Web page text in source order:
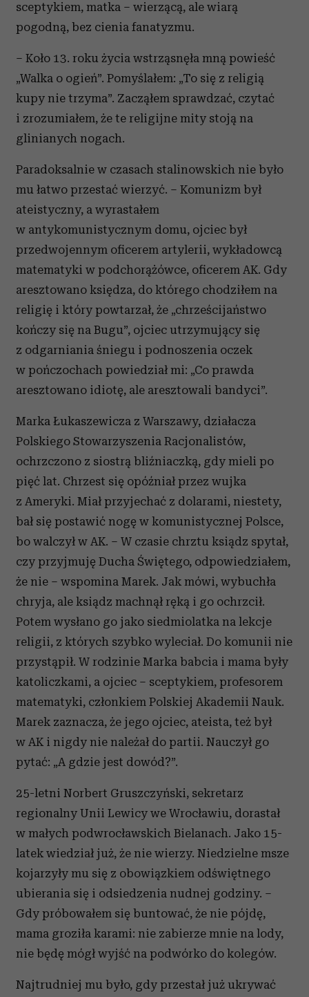
sceptykiem, matka – wierzącą, ale wiarą
pogodną, bez cienia fanatyzmu.
– Koło 13. roku życia wstrząsnęła mną powieść
„Walka o ogień”. Pomyślałem: „To się z religią
kupy nie trzyma”. Zacząłem sprawdzać, czytać
i zrozumiałem, że te religijne mity stoją na
glinianych nogach.
Paradoksalnie w czasach stalinowskich nie było
mu łatwo przestać wierzyć. – Komunizm był
ateistyczny, a wyrastałem
w antykomunistycznym domu, ojciec był
przedwojennym oficerem artylerii, wykładowcą
matematyki w podchorążówce, oficerem AK. Gdy
aresztowano księdza, do którego chodziłem na
religię i który powtarzał, że „chrześcijaństwo
kończy się na Bugu”, ojciec utrzymujący się
z odgarniania śniegu i podnoszenia oczek
w pończochach powiedział mi: „Co prawda
aresztowano idiotę, ale aresztowali bandyci”.
Marka Łukaszewicza z Warszawy, działacza
Polskiego Stowarzyszenia Racjonalistów,
ochrzczono z siostrą bliźniaczką, gdy mieli po
pięć lat. Chrzest się opóźniał przez wujka
z Ameryki. Miał przyjechać z dolarami, niestety,
bał się postawić nogę w komunistycznej Polsce,
bo walczył w AK. – W czasie chrztu ksiądz spytał,
czy przyjmuję Ducha Świętego, odpowiedziałem,
że nie – wspomina Marek. Jak mówi, wybuchła
chryja, ale ksiądz machnął ręką i go ochrzcił.
Potem wysłano go jako siedmiolatka na lekcje
religii, z których szybko wyleciał. Do komunii nie
przystąpił. W rodzinie Marka babcia i mama były
katoliczkami, a ojciec – sceptykiem, profesorem
matematyki, członkiem Polskiej Akademii Nauk.
Marek zaznacza, że jego ojciec, ateista, też był
w AK i nigdy nie należał do partii. Nauczył go
pytać: „A gdzie jest dowód?”.
25-letni Norbert Gruszczyński, sekretarz
regionalny Unii Lewicy we Wrocławiu, dorastał
w małych podwrocławskich Bielanach. Jako 15-
latek wiedział już, że nie wierzy. Niedzielne msze
kojarzyły mu się z obowiązkiem odświętnego
ubierania się i odsiedzenia nudnej godziny. –
Gdy próbowałem się buntować, że nie pójdę,
mama groziła karami: nie zabierze mnie na lody,
nie będę mógł wyjść na podwórko do kolegów.
Najtrudniej mu było, gdy przestał już ukrywać